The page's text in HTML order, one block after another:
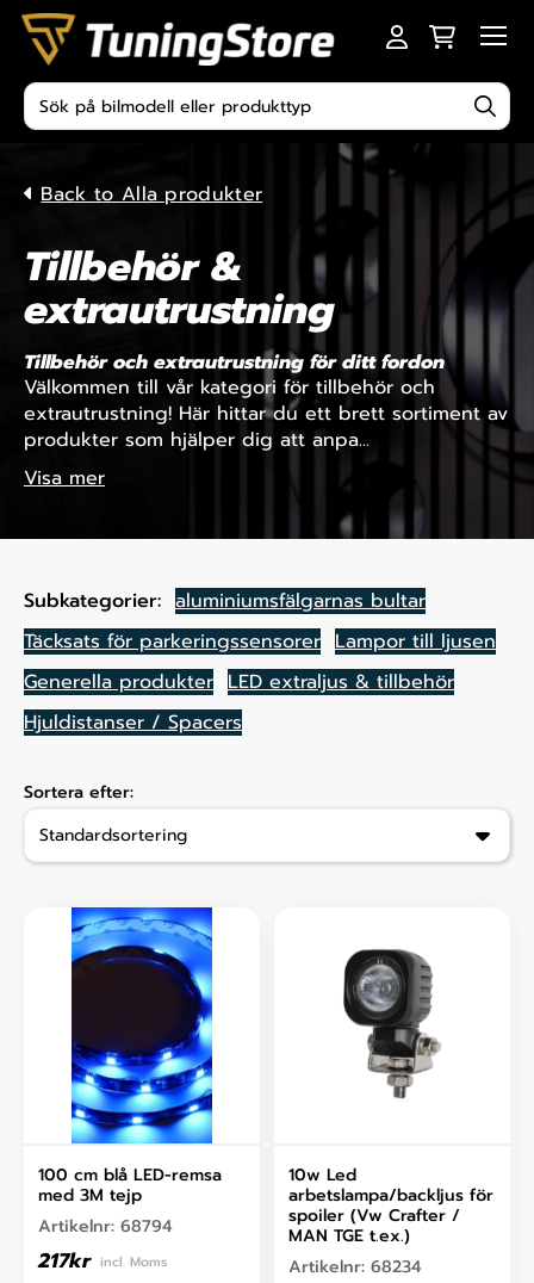
Skip to content
Produktsökning
Back to Alla produkter
Tillbehör &
extrautrustning
Tillbehör och extrautrustning för ditt fordon
Välkommen till vår kategori för tillbehör och
extrautrustning! Här hittar du ett brett sortiment av
produkter som hjälper dig att anpa...
Visa mer
Subkategorier: aluminiumsfälgarnas bultar
Täcksats för parkeringssensorer Lampor till ljusen
Generella produkter LED extraljus & tillbehör
Hjuldistanser / Spacers
Sortera efter:
100 cm blå LED-remsa
med 3M tejp
Artikelnr: 68794
217kr incl. Moms
10w Led
arbetslampa/backljus för
spoiler (Vw Crafter /
MAN TGE t.ex.)
Artikelnr: 68234